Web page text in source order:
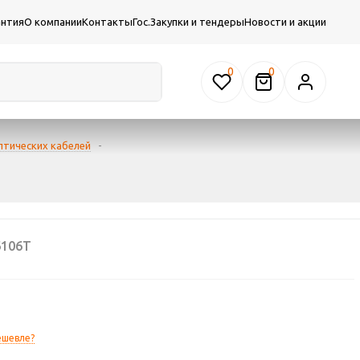
О компанииКонтактыГос.Закупки и тендерыНовости и акции
0
кабелей
-